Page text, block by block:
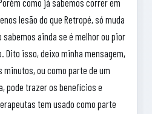
como já sabemos correr em
lesão do que Retropé, só muda
sabemos ainda se é melhor ou pior
Dito isso, deixo minha mensagem,
ou como parte de um
pode trazer os benefícios e
tem usado como parte